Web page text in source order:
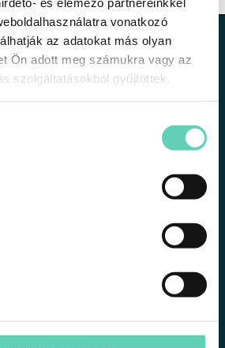
vonatkozó
az adatokat más olyan
Ön adott meg számukra vagy az
szolgáltatásokból gyűjtöttek.
Üllői út 206.